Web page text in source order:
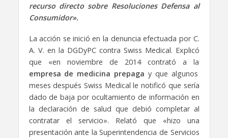
recurso directo sobre Resoluciones Defensa al
Consumidor».
La acción se inició en la denuncia efectuada por C.
A. V. en la DGDyPC contra Swiss Medical. Explicó
que «en noviembre de 2014 contrató a la
empresa de medicina prepaga y que algunos
meses después Swiss Medical le notificó que sería
dado de baja por ocultamiento de información en
la declaración de salud que debió completar al
contratar el servicio». Relató que «hizo una
presentación ante la Superintendencia de Servicios